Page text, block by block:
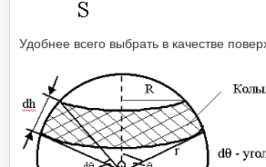
Удобнее всего выбрать в качестве